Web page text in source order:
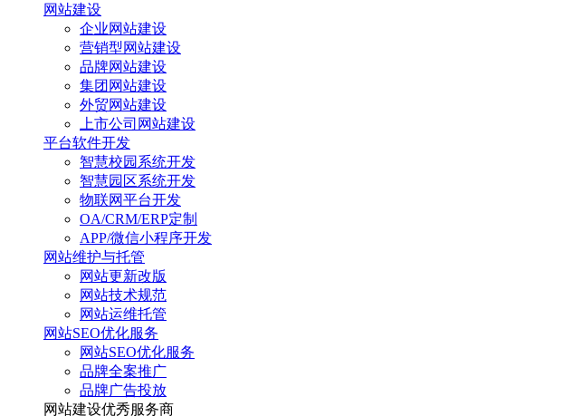
网站建设
企业网站建设
营销型网站建设
品牌网站建设
集团网站建设
外贸网站建设
上市公司网站建设
平台软件开发
智慧校园系统开发
智慧园区系统开发
物联网平台开发
OA/CRM/ERP定制
APP/微信小程序开发
网站维护与托管
网站更新改版
网站技术规范
网站运维托管
网站SEO优化服务
网站SEO优化服务
品牌全案推广
品牌广告投放
网站建设优秀服务商